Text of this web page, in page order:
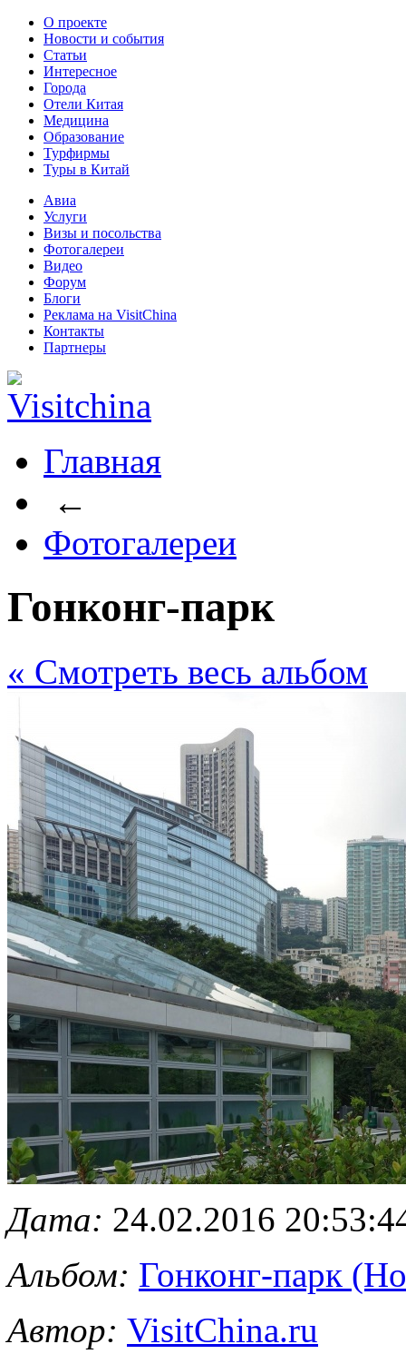
О проекте
Новости и события
Статьи
Интересное
Города
Отели Китая
Медицина
Образование
Турфирмы
Туры в Китай
Авиа
Услуги
Визы и посольства
Фотогалереи
Видео
Форум
Блоги
Реклама на VisitChina
Контакты
Партнеры
Главная
←
Фотогалереи
Гонконг-парк
« Cмотреть весь альбом
Дата: 24.02.2016
Альбом: Гонконг-парк
Автор: VisitChina.ru